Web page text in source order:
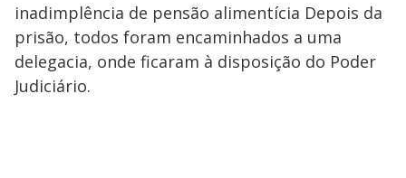
inadimplência de pensão alimentícia Depois da
prisão, todos foram encaminhados a uma
delegacia, onde ficaram à disposição do Poder
Judiciário.